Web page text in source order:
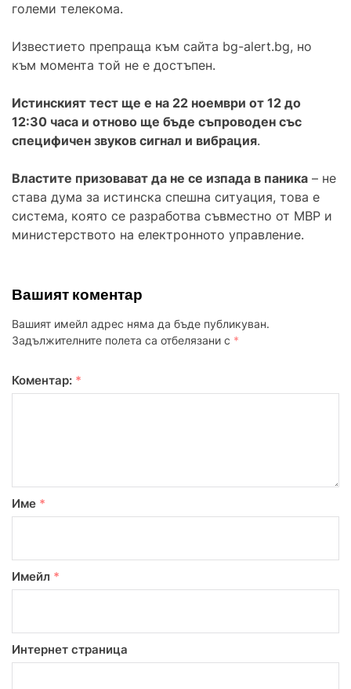
големи телекома.
Известието препраща към сайта bg-alert.bg, но
към момента той не е достъпен.
Истинският тест ще е на 22 ноември от 12 до
12:30 часа и отново ще бъде съпроводен със
специфичен звуков сигнал и вибрация.
Властите призовават да не се изпада в паника – не
става дума за истинска спешна ситуация, това е
система, която се разработва съвместно от МВР и
министерството на електронното управление.
Вашият коментар
Вашият имейл адрес няма да бъде публикуван.
Задължителните полета са отбелязани с *
Коментар: *
Име *
Имейл *
Интернет страница